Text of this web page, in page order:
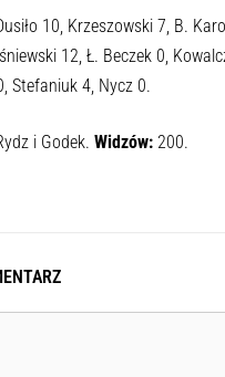
10, Krzeszowski 7, B.
12, Ł. Beczek 0,
Stefaniuk 4, Nycz 0.
i Godek. Widzów: 200.